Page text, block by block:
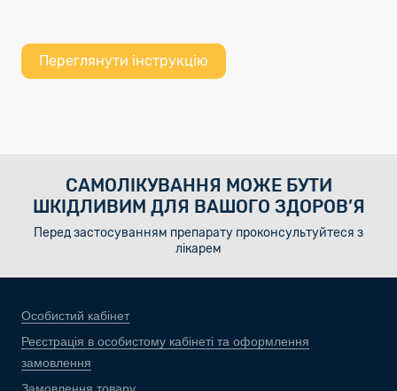
Переглянути інструкцію
САМОЛІКУВАННЯ МОЖЕ БУТИ
ШКІДЛИВИМ ДЛЯ ВАШОГО ЗДОРОВ’Я
Перед застосуванням препарату проконсультуйтеся з
лікарем
Особистий кабінет
Реєстрація в особистому кабінеті та оформлення
замовлення